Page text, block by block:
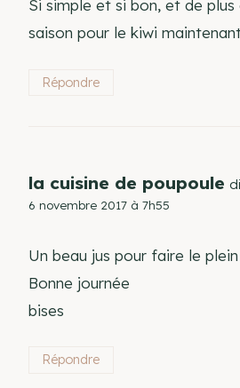
Si simple et si bon, et de plus
saison pour le kiwi
Répondre
la cuisine de poupoule
6 novembre 2017 à 7h55
Un beau jus pour faire le
Bonne journée
bises
Répondre